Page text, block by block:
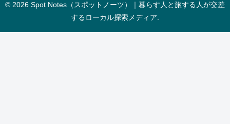
© 2026 Spot Notes（スポットノーツ）｜暮らす人と旅する人が交差
するローカル探索メディア.